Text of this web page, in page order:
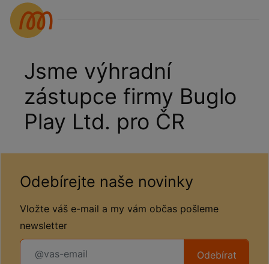
Jsme výhradní
zástupce firmy Buglo
Play Ltd. pro ČR
Odebírejte naše novinky
Vložte váš e-mail a my vám občas pošleme
newsletter
Odebírat